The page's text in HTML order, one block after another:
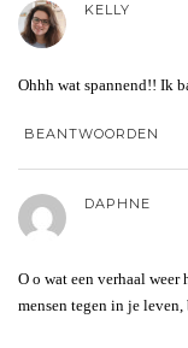
KELLY
Ohhh wat spannend!! Ik
BEANTWOORDEN
DAPHNE
O o wat een verhaal
mensen tegen in je